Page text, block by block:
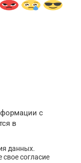
с
в
данных.
согласие